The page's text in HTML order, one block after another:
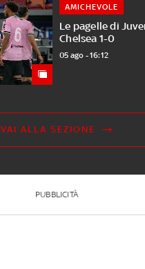
Le pagelle di
Chelsea 1-0
AMICHEVOLE
05 ago - 16:12
VAI ALLA SEZIONE
PUBBLICITÀ